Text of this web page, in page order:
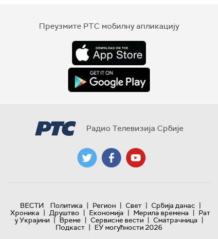
Преузмите РТС мобилну апликацију
Радио Телевизија Србије
ВЕСТИ Политика | Регион | Свет | Србија данас |
Хроника | Друштво | Економија | Мерила времена | Рат
у Украјини | Време | Сервисне вести | Сматрачница |
Подкаст | ЕУ могућности 2026